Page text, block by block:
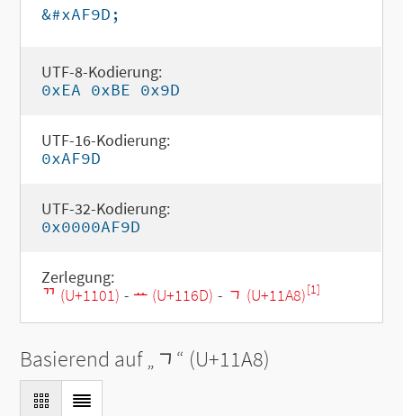
&#xAF9D;
UTF-8-Kodierung:
0xEA 0xBE 0x9D
UTF-16-Kodierung:
0xAF9D
UTF-32-Kodierung:
0x0000AF9D
Zerlegung:
ᄁ (U+1101) - ᅭ (U+116D) - ᆨ (U+11A8)[1]
Basierend auf „ ᆨ “ (U+11A8)